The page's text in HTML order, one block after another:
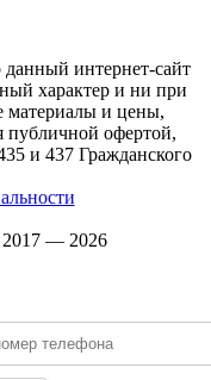
интернет-сайт
характер и ни при
материалы и цены,
публичной офертой,
и 437 Гражданского
— 2026